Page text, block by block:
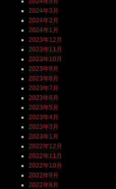
2024年3月
2024年2月
2024年1月
2023年12月
2023年11月
2023年10月
2023年9月
2023年8月
2023年7月
2023年6月
2023年5月
2023年4月
2023年3月
2023年1月
2022年12月
2022年11月
2022年10月
2022年9月
2022年8月